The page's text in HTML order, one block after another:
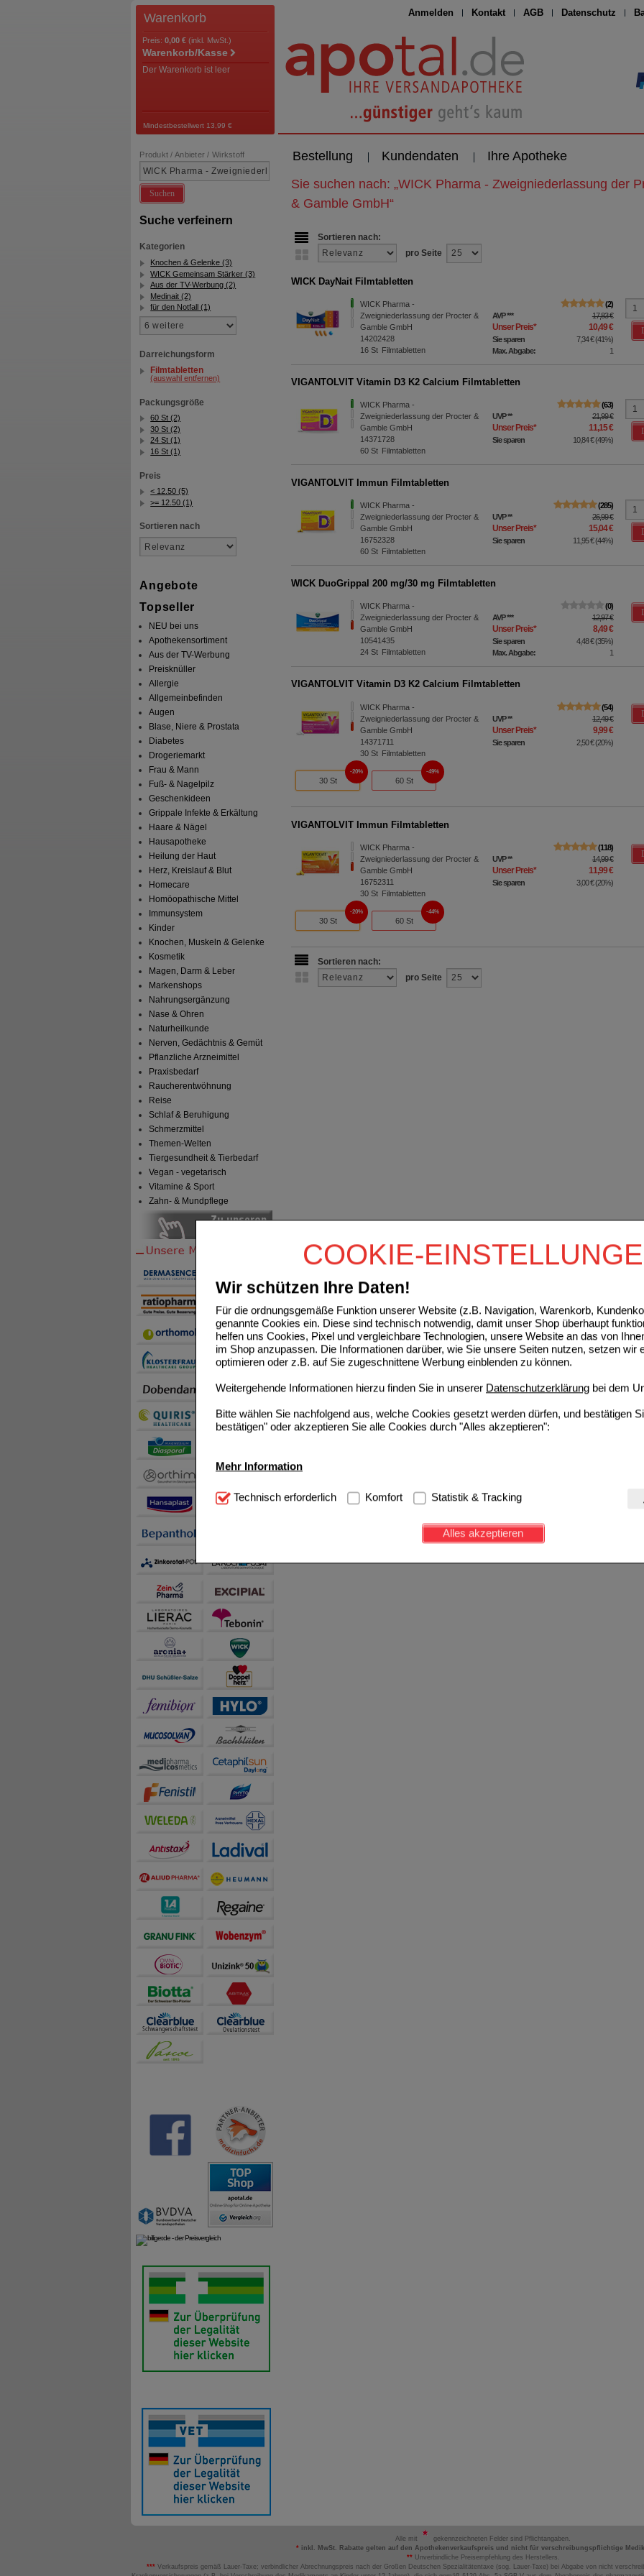
COOKIE-
Wir schützen Ihre Daten!
Für die ordnungsgemäße Funktion unserer Website (z.B. Navigation, Warenkorb,
genannte Cookies ein. Diese sind technisch notwendig, damit unser Shop überhaupt
helfen uns Cookies, Pixel und vergleichbare Technologien, unsere Website an das von
im Shop anzupassen. Die Informationen darüber, wie Sie unsere Seiten nutzen, setzen wir
optimieren oder z.B. auf Sie zugeschnittene Werbung einblenden zu können.
Weitergehende Informationen hierzu finden Sie in unserer Datenschutzerklärung bei dem
Bitte wählen Sie nachfolgend aus, welche Cookies gesetzt werden dürfen, und bestätigen
bestätigen" oder akzeptieren Sie alle Cookies durch "Alles akzeptieren":
Mehr Information
Technisch Notwendig: Hierbei handelt es sich um Cookies, die für die Grundfunktionen
notwendig sind (z.B. Navigation, Warenkorb, Kundenkonto), weshalb auf diese nicht
Diese Cookies werden genutzt um das Einkaufserlebnis noch ansprechender zu
beispielsweise für die Wiedererkennung des Besuchers oder unsere Seite an bevorzugte
Inhalte anzuzeigen und unser Partnerprogramm zu betreiben.
Statistik & Tracking:
sammeln, mit deren Hilfe wir unsere Website weiter für Sie optimieren können, den Inhalt
auch die Werbung auf Drittseiten möglichst relevant für Sie zu gestalten. Bitte beachten Sie,
Technisch erforderlich Komfort Statistik & Tracking
Alles akzeptieren
Anmelden Kontakt AGB Datenschutz
Warenkorb
Preis: 0,00 € (inkl. MwSt.)
Warenkorb/Kasse
Der Warenkorb ist leer
Mindestbestellwert 13,99 €
Bestellung Kundendaten Ihre Apotheke
Produkt / Anbieter / Wirkstoff
Suchen
Suche verfeinern
Kategorien
Knochen & Gelenke (3)
WICK Gemeinsam Stärker (3)
Aus der TV-Werbung (2)
Medinait (2)
für den Notfall (1)
Darreichungsform
Filmtabletten
(auswahl entfernen)
Packungsgröße
60 St (2)
30 St (2)
24 St (1)
16 St (1)
Preis
< 12.50 (5)
>= 12.50 (1)
Sortieren nach
Angebote
Topseller
NEU bei uns
Apothekensortiment
Aus der TV-Werbung
Preisknüller
Allergie
Allgemeinbefinden
Augen
Blase, Niere & Prostata
Diabetes
Drogeriemarkt
Frau & Mann
Fuß- & Nagelpilz
Geschenkideen
Grippale Infekte & Erkältung
Haare & Nägel
Hausapotheke
Heilung der Haut
Herz, Kreislauf & Blut
Homecare
Homöopathische Mittel
Immunsystem
Kinder
Knochen, Muskeln & Gelenke
Kosmetik
Magen, Darm & Leber
Markenshops
Nahrungsergänzung
Nase & Ohren
Naturheilkunde
Nerven, Gedächtnis & Gemüt
Pflanzliche Arzneimittel
Praxisbedarf
Raucherentwöhnung
Reise
Schlaf & Beruhigung
Schmerzmittel
Themen-Welten
Tiergesundheit & Tierbedarf
Vegan - vegetarisch
Vitamine & Sport
Zahn- & Mundpflege
Sie suchen nach: „WICK Pharma - Zweigniederlassung der
& Gamble GmbH“
Sortieren nach:
pro Seite
WICK DayNait Filmtabletten
WICK Pharma -
Zweigniederlassung der Procter &
Gamble GmbH
14202428
16St Filmtabletten
2
AVP*** 17,83 €
Unser Preis* 10,49 €
Sie sparen 7,34 €(41%)
Max. Abgabe:
1
VIGANTOLVIT Vitamin D3 K2 Calcium Filmtabletten
WICK Pharma -
Zweigniederlassung der Procter &
Gamble GmbH
14371728
60St Filmtabletten
63
UVP** 21,99 €
Unser Preis* 11,15 €
Sie sparen 10,84 €(49%)
VIGANTOLVIT Immun Filmtabletten
WICK Pharma -
Zweigniederlassung der Procter &
Gamble GmbH
16752328
60St Filmtabletten
285
UVP** 26,99 €
Unser Preis* 15,04 €
Sie sparen 11,95 €(44%)
WICK DuoGrippal 200 mg/30 mg Filmtabletten
WICK Pharma -
Zweigniederlassung der Procter &
Gamble GmbH
10541435
24St Filmtabletten
0
AVP*** 12,97 €
Unser Preis* 8,49 €
Sie sparen 4,48 €(35%)
Max. Abgabe:
1
VIGANTOLVIT Vitamin D3 K2 Calcium Filmtabletten
WICK Pharma -
Zweigniederlassung der Procter &
Gamble GmbH
14371711
30St Filmtabletten
54
UVP** 12,49 €
Unser Preis* 9,99 €
Sie sparen 2,50 €(20%)
30 St
20%
60 St
49%
VIGANTOLVIT Immun Filmtabletten
WICK Pharma -
Zweigniederlassung der Procter &
Gamble GmbH
16752311
30St Filmtabletten
118
UVP** 14,99 €
Unser Preis* 11,99 €
Sie sparen 3,00 €(20%)
30 St
20%
60 St
44%
Sortieren nach:
pro Seite
Alle mit
gekennzeichneten Felder sind Pflichtangaben.
* inkl. MwSt. Rabatte gelten auf den Apothekenverkaufspreis und nicht für verschreibungspflichtige
**Unverbindliche Preisempfehlung des Herstellers.
*** Verkaufspreis gemäß Lauer-Taxe; verbindlicher Abrechnungspreis nach der Großen Deutschen Spezialitätentaxe (sog. Lauer-Taxe) bei Abgabe von nicht